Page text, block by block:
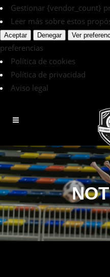
Gestionar {vendor_count}
Leer más sobre estos
Aceptar Denegar Ver
preferencias
Política de cookies
Política de privacidad
Aviso legal